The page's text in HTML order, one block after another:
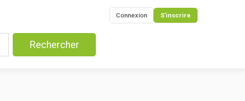
Connexion S'inscrire
Rechercher